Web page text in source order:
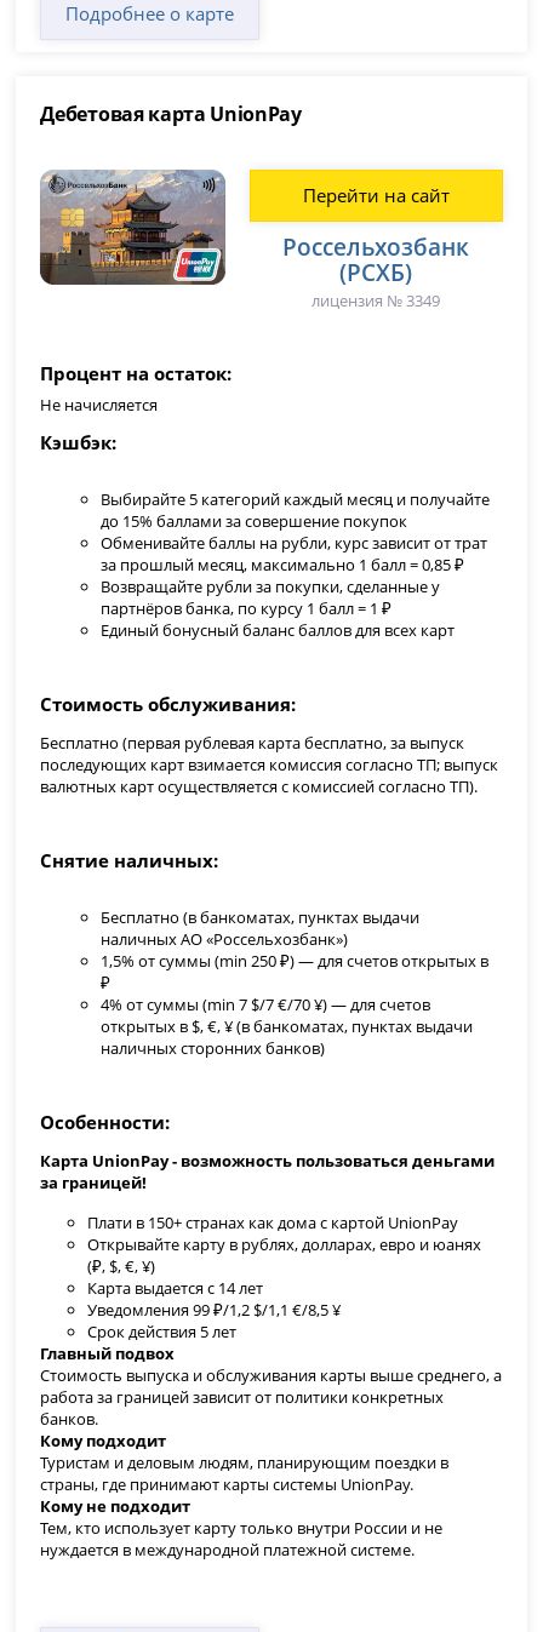
Подробнее о карте
Дебетовая карта UnionPay
Процент на остаток
Не начисляется
Кэшбэк
Выбирайте 5 категорий каждый месяц и получайте
до 15% баллами за совершение покупок
Обменивайте баллы на рубли, курс зависит от трат
за прошлый месяц, максимально 1 балл = 0,85 ₽
Возвращайте рубли за покупки, сделанные у
партнёров банка, по курсу 1 балл = 1 ₽
Единый бонусный баланс баллов для всех карт
Стоимость обслуживания
Бесплатно (первая рублевая карта бесплатно, за выпуск
последующих карт взимается комиссия согласно ТП; выпуск
валютных карт осуществляется с комиссией согласно ТП).
Снятие наличных
Бесплатно (в банкоматах, пунктах выдачи
наличных АО «Россельхозбанк»)
1,5% от суммы (min 250 ₽) — для счетов открытых в
₽
4% от суммы (min 7 $/7 €/70 ¥) — для счетов
открытых в $, €, ¥ (в банкоматах, пунктах выдачи
наличных сторонних банков)
Особенности
Карта UnionPay - возможность пользоваться деньгами
за границей!
Плати в 150+ странах как дома с картой UnionPay
Открывайте карту в рублях, долларах, евро и юанях
(₽, $, €, ¥)
Карта выдается с 14 лет
Уведомления99 ₽/1,2 $/1,1 €/8,5 ¥
Срок действия 5 лет
Главный подвох
Стоимость выпуска и обслуживания карты выше среднего, а
работа за границей зависит от политики конкретных
банков.
Кому подходит
Туристам и деловым людям, планирующим поездки в
страны, где принимают карты системы UnionPay.
Кому не подходит
Тем, кто использует карту только внутри России и не
нуждается в международной платежной системе.
Перейти на сайт
Россельхозбанк
(РСХБ)
лицензия № 3349